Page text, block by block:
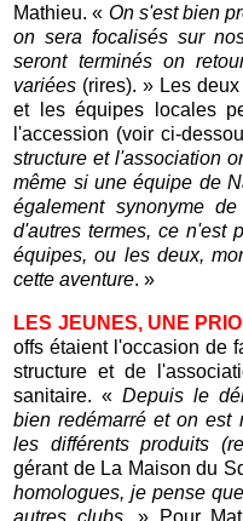
Mathieu. « On s'est bien
on sera focalisés sur
seront terminés on
variées (rires). » Les
et les équipes locales
l'accession (voir ci-
structure et l'association
même si une équipe de
également synonyme
d'autres termes, ce n'est
équipes, ou les deux,
cette aventure. »
LES JEUNES, UNE
offs étaient l'occasion de
structure et de
sanitaire. « Depuis le
bien redémarré et on est
les différents produits
gérant de La Maison du
homologues, je pense
autres clubs.» Pour